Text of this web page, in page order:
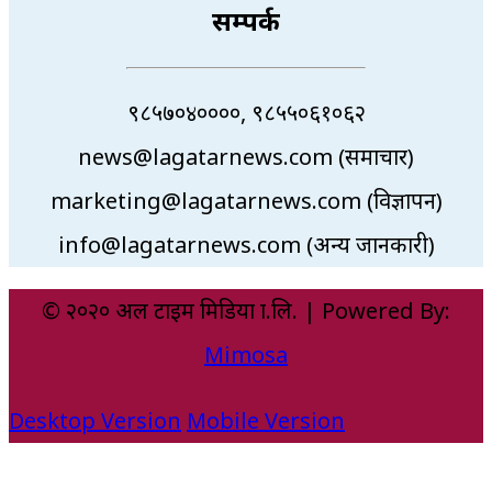
सम्पर्क
९८५७०४००००, ९८५५०६१०६२
news@lagatarnews.com (समाचार)
marketing@lagatarnews.com (विज्ञापन)
info@lagatarnews.com (अन्य जानकारी)
© २०२० अल टाइम मिडिया प्रा.लि. | Powered By:
Mimosa
Desktop Version Mobile Version